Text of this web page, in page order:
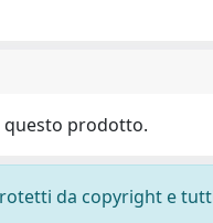
questo prodotto.
da copyright e